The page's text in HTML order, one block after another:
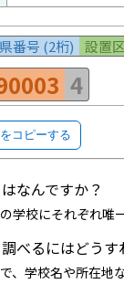
番号 (2桁) 設置
4
コピーする
なんですか？
学校にそれぞれ唯
調べるにはどう
で、学校名や所在地